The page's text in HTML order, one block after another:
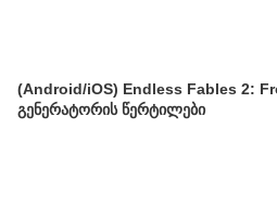
(Android/iOS) Endless Fables 2:
გენერატორის წერტილები